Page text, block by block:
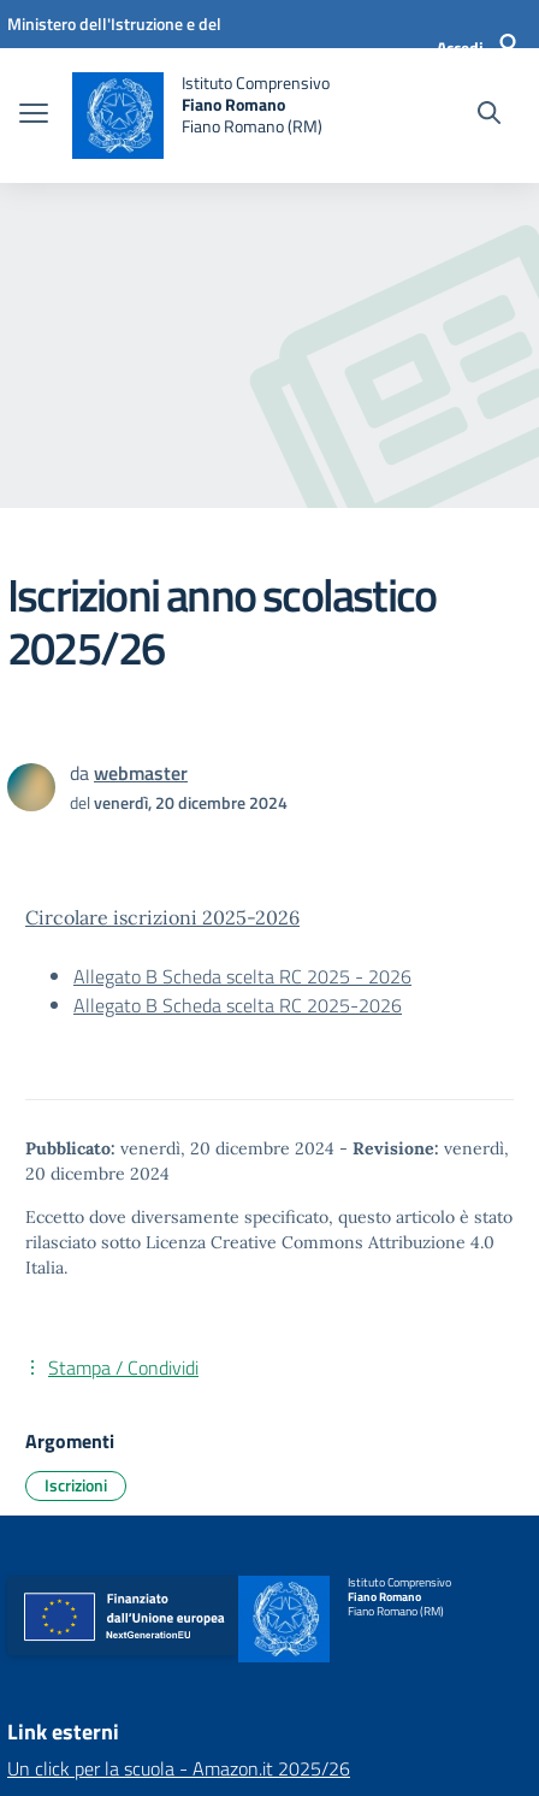
Vai ai contenuti
Vai al menu di navigazione
Vai al footer
Ministero dell'Istruzione e del
Accedi
Istituto Comprensivo
Fiano Romano
Fiano Romano (RM)
Iscrizioni anno scolastico
2025/26
dawebmaster
delvenerdì, 20 dicembre 2024
Circolare iscrizioni 2025-2026
Allegato B Scheda scelta RC 2025 - 2026
Allegato B Scheda scelta RC 2025-2026
Pubblicato: venerdì, 20 dicembre 2024 - Revisione: venerdì,
20 dicembre 2024
Eccetto dove diversamente specificato, questo articolo è stato
rilasciato sotto Licenza Creative Commons Attribuzione 4.0
Italia.
Stampa / Condividi
Argomenti
Iscrizioni
Istituto Comprensivo
Fiano Romano
Fiano Romano (RM)
Link esterni
Un click per la scuola - Amazon.it 2025/26